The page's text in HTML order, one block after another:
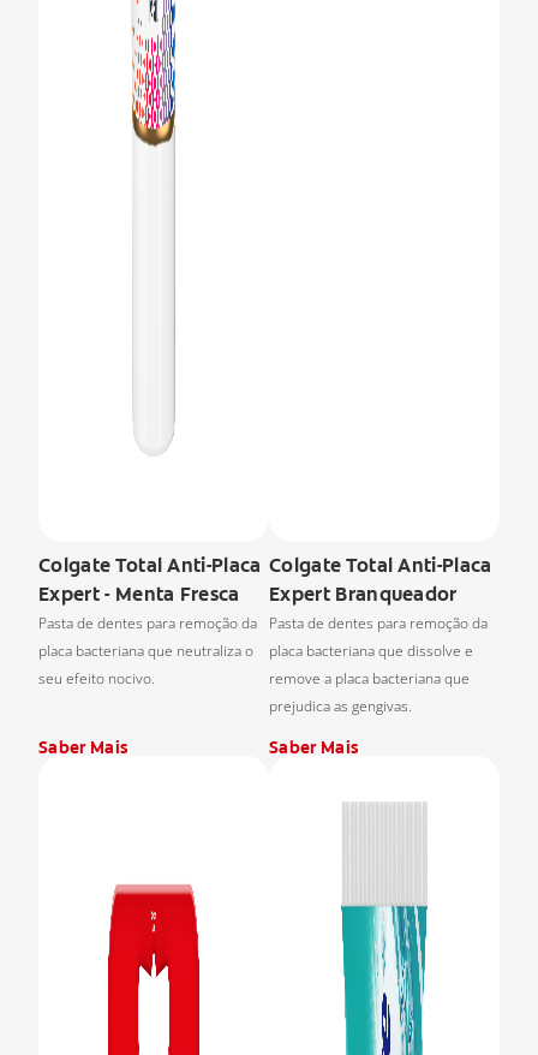
Colgate Total Anti-Placa
Expert - Menta Fresca
Pasta de dentes para remoção da
placa bacteriana que neutraliza o
seu efeito nocivo.
Saber Mais
Colgate Total Anti-Placa
Expert Branqueador
Pasta de dentes para remoção da
placa bacteriana que dissolve e
remove a placa bacteriana que
prejudica as gengivas.
Saber Mais